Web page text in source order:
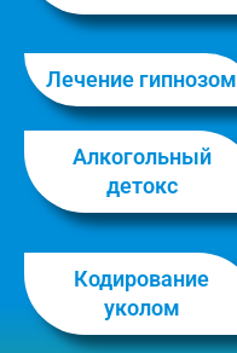
Лечение гипнозом
Алкогольный
детокс
Кодирование
уколом